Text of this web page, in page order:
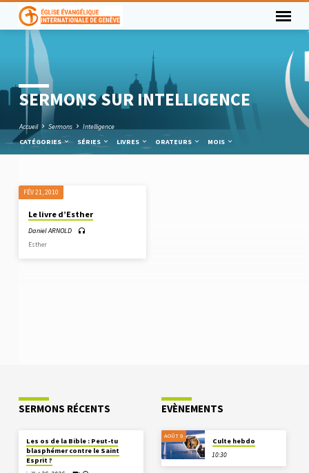
SERMONS SUR INTELLIGENCE
Accueil Sermons
Intelligence
CATÉGORIES
SÉRIES LIVRES ORATEURS MOIS
SERMONS
SUR
INTELLIGENCE
FÉV 21, 2010
Le livre d’Esther
Daniel ARNOLD
Esther
SERMONS RÉCENTS
Les os de la Bible : Peut-tu
blasphémer contre le Saint
Esprit ?
EVÈNEMENTS
AOÛT 9
Culte hebdo
10:30